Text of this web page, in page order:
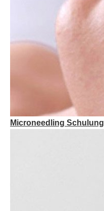
Microneedling Schulung